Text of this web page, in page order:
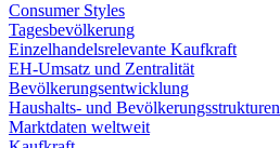
Consumer Styles
Tagesbevölkerung
Einzelhandelsrelevante Kaufkraft
EH-Umsatz und Zentralität
Bevölkerungsentwicklung
Haushalts- und Bevölkerungsstrukturen
Marktdaten weltweit